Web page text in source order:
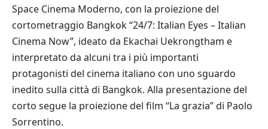
Space Cinema Moderno, con la proiezione del
cortometraggio Bangkok “24/7: Italian Eyes – Italian
Cinema Now”, ideato da Ekachai Uekrongtham e
interpretato da alcuni tra i più importanti
protagonisti del cinema italiano con uno sguardo
inedito sulla città di Bangkok. Alla presentazione del
corto segue la proiezione del film “La grazia” di Paolo
Sorrentino.